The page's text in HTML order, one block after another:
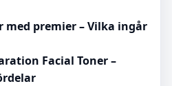
premier – Vilka ingår
Facial Toner –